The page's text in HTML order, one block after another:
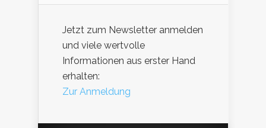
Jetzt zum Newsletter anmelden
und viele wertvolle
Informationen aus erster Hand
erhalten:
Zur Anmeldung